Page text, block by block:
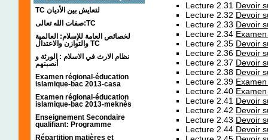
TC لتعايش بين الأديان
صفات الله تعالى:TC
لخصائص العامة للإسلام: العالمية
والتوازن والاعتدال TC
نظام الارث في الاسلام : الورثة و
أنصبتهم
Examen régional-éducation
islamique-bac 2013-casa
Examen régional-éducation
islamique-bac 2013-meknès
Enseignement Secondaire
qualifiant: Programme
Répartition matières et
Lecture 2.31 Devoir
Lecture 2.32 Devoir
Lecture 2.33 Devoir
Lecture 2.34
Lecture 2.35 Devoir
Lecture 2.36 Devoir
Lecture 2.37 Devoir
Lecture 2.38 Devoir
Lecture 2.39
Lecture 2.40
Lecture 2.41 Devoir
Lecture 2.42 Devoir
Lecture 2.43 Devoir
Lecture 2.44 Devoir